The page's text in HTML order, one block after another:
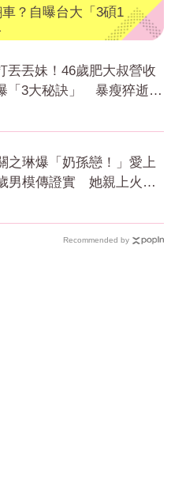
？自曝台大「3碩1
丟丟妹！46歲肥大叔營收
「3大秘訣」 暴瘦猝逝震
之琳爆「奶孫戀！」愛上
男模傳證實 她親上火線
Recommended by